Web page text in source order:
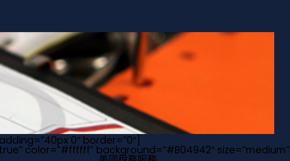
0″ border=”0″]
color=”#ffffff” background=”#B04942″ size=”medium”]